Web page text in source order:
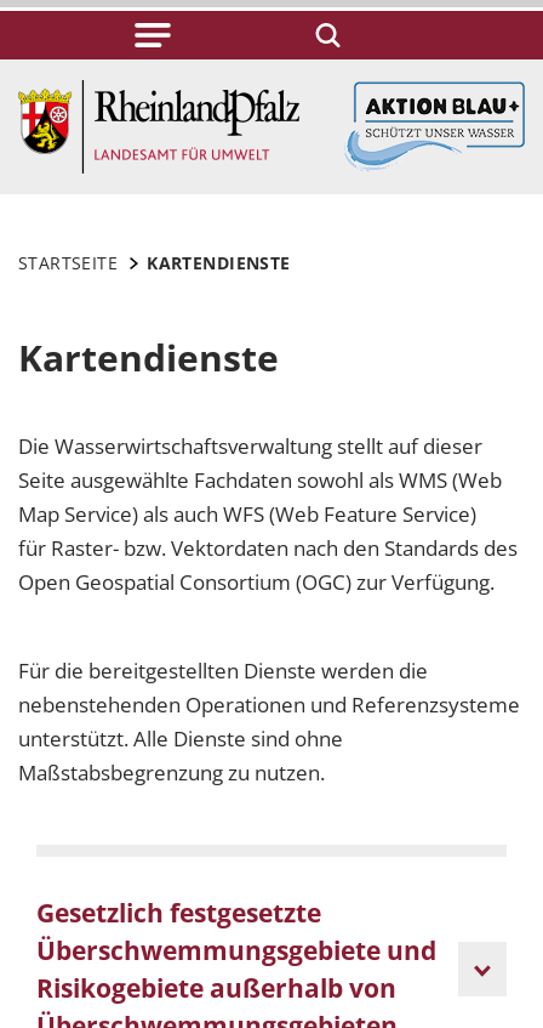
STARTSEITE KARTENDIENSTE
Kartendienste
Die Wasserwirtschaftsverwaltung stellt auf dieser
Seite ausgewählte Fachdaten sowohl als WMS (Web
Map Service) als auch WFS (Web Feature Service)
für Raster- bzw. Vektordaten nach den Standards des
Open Geospatial Consortium (OGC) zur Verfügung.
Für die bereitgestellten Dienste werden die
nebenstehenden Operationen und Referenzsysteme
unterstützt. Alle Dienste sind ohne
Maßstabsbegrenzung zu nutzen.
Gesetzlich festgesetzte
Überschwemmungsgebiete und
Risikogebiete außerhalb von